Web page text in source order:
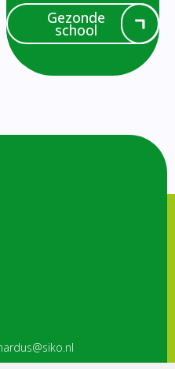
Gezonde
school